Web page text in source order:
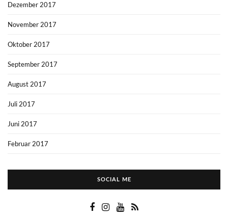
Dezember 2017
November 2017
Oktober 2017
September 2017
August 2017
Juli 2017
Juni 2017
Februar 2017
SOCIAL ME